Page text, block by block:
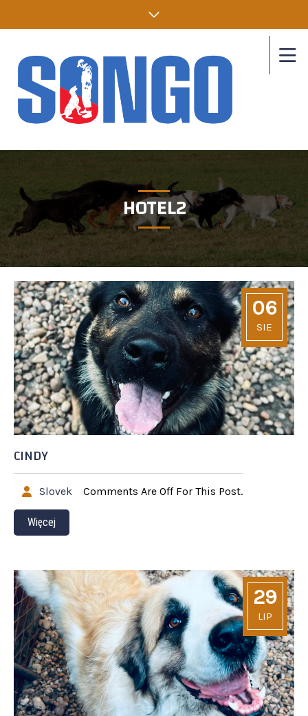
HOTEL2
06
SIE
CINDY
Slovek Comments Are Off For This Post.
Więcej
29
LIP